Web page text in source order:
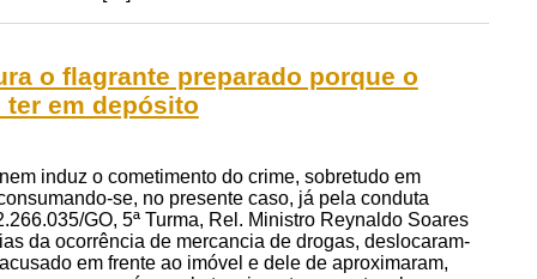
o flagrante preparado porque o
em depósito
induz o cometimento do crime, sobretudo em
se, no presente caso, já pela conduta
GO, 5ª Turma, Rel. Ministro Reynaldo Soares
da ocorrência de mercancia de drogas, deslocaram-
em frente ao imóvel e dele de aproximaram,